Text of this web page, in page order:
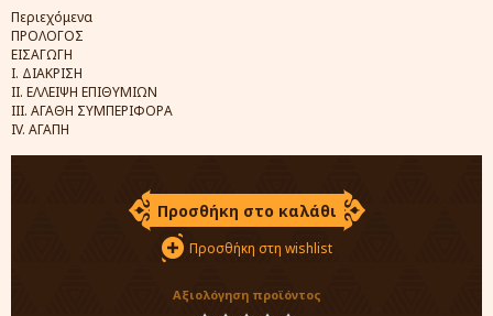
Περιεχόμενα
ΠΡΟΛΟΓΟΣ
ΕΙΣΑΓΩΓΗ
Ι. ΔΙΑΚΡΙΣΗ
ΙΙ. ΕΛΛΕΙΨΗ ΕΠΙΘΥΜΙΩΝ
ΙΙΙ. ΑΓΑΘΗ ΣΥΜΠΕΡΙΦΟΡΑ
IV. ΑΓΑΠΗ
Προσθήκη στο καλάθι
Προσθήκη στη wishlist
Αξιολόγηση προϊόντος